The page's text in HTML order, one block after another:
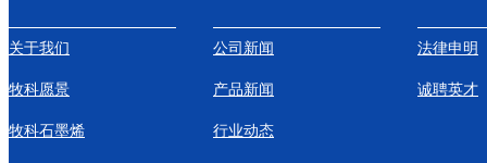
关于我们
牧科愿景
牧科石墨烯
公司新闻
产品新闻
行业动态
法律申明
诚聘英才